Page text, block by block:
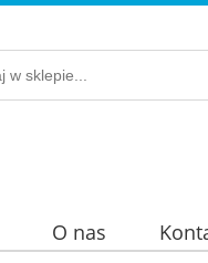
O nas